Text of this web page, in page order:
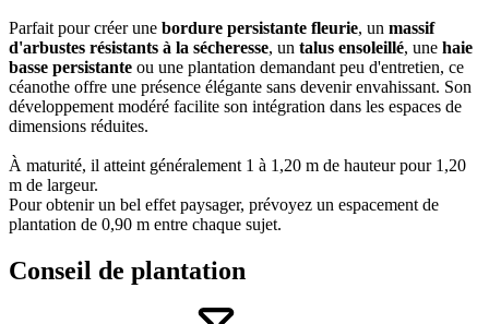
Parfait pour créer une bordure persistante fleurie, un massif
d'arbustes résistants à la sécheresse, un talus ensoleillé, une haie
basse persistante ou une plantation demandant peu d'entretien, ce
céanothe offre une présence élégante sans devenir envahissant. Son
développement modéré facilite son intégration dans les espaces de
dimensions réduites.
À maturité, il atteint généralement 1 à 1,20 m de hauteur pour 1,20
m de largeur.
Pour obtenir un bel effet paysager, prévoyez un espacement de
plantation de 0,90 m entre chaque sujet.
Conseil de plantation